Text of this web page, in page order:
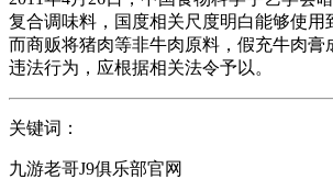
复合调味料，国度相关尺度明白能够使用
而商贩将猪肉等非牛肉原料，假充牛肉膏
违法行为，应根据相关法令予以。
关键词：
九游老哥J9俱乐部官网